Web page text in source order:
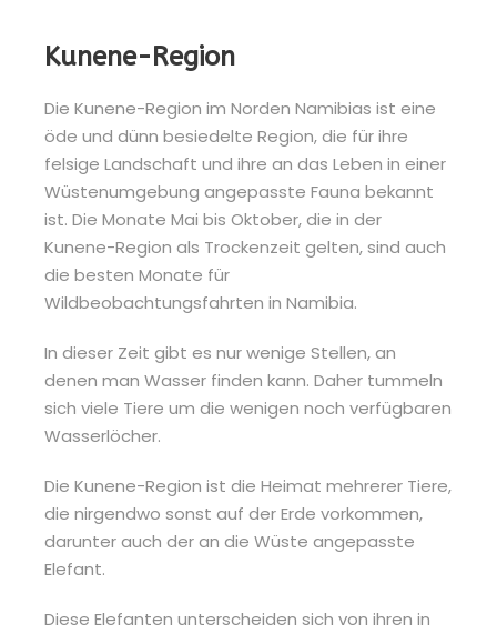
Kunene-Region
Die Kunene-Region im Norden Namibias ist eine
öde und dünn besiedelte Region, die für ihre
felsige Landschaft und ihre an das Leben in einer
Wüstenumgebung angepasste Fauna bekannt
ist. Die Monate Mai bis Oktober, die in der
Kunene-Region als Trockenzeit gelten, sind auch
die besten Monate für
Wildbeobachtungsfahrten in Namibia.
In dieser Zeit gibt es nur wenige Stellen, an
denen man Wasser finden kann. Daher tummeln
sich viele Tiere um die wenigen noch verfügbaren
Wasserlöcher.
Die Kunene-Region ist die Heimat mehrerer Tiere,
die nirgendwo sonst auf der Erde vorkommen,
darunter auch der an die Wüste angepasste
Elefant.
Diese Elefanten unterscheiden sich von ihren in